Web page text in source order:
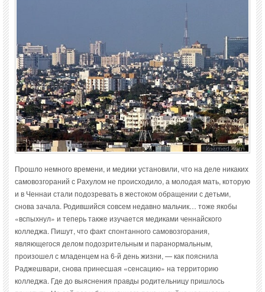
Прошло немного времени, и медики установили, что на деле никаких
самовозгораний с Рахулом не происходило, а молодая мать, которую
и в Ченнаи стали подозревать в жестоком обращении с детьми,
снова зачала. Родившийся совсем недавно мальчик… тоже якобы
«вспыхнул» и теперь также изучается медиками ченнайского
колледжа. Пишут, что факт спонтанного самовозгорания,
являющегося делом подозрительным и паранормальным,
произошел с младенцем на 6-й день жизни, — как пояснила
Раджешвари, снова принесшая «сенсацию» на территорию
колледжа. Где до выяснения правды родительницу пришлось